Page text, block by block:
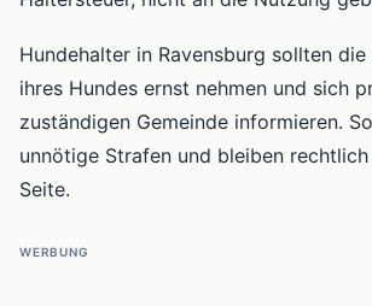
Hundehalter in Ravensburg sollten die
ihres Hundes ernst nehmen und sich
zuständigen Gemeinde informieren.
unnötige Strafen und bleiben
Seite.
WERBUNG